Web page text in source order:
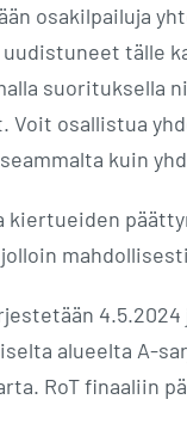
osakilpailuja
tälle
suorituksella
osallistua
kuin
kiertueiden
4.5.2024
alueelta A-
RoT finaaliin